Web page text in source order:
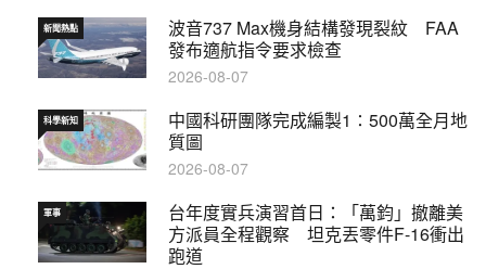
波音737 Max機身結構發現裂紋 FAA
發布適航指令要求檢查
新聞熱點
2026-08-07
中國科研團隊完成編製1∶500萬全月地
質圖
科學新知
2026-08-07
台年度實兵演習首日：「萬鈞」撤離美
方派員全程觀察 坦克丟零件F-16衝出
跑道
軍事